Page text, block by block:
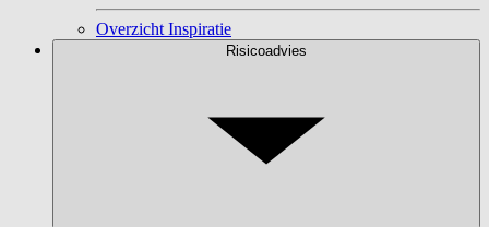
Overzicht Inspiratie
Risicoadvies